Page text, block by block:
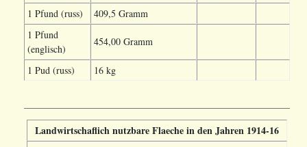
1 Pfund (russ)
409,5 Gramm
1 Pfund
(englisch)
454,00 Gramm
1 Pud (russ) 16 kg
Landwirtschaflich nutzbare Flaeche in den Jahren 1914-16